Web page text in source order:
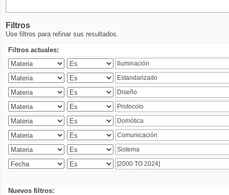
Filtros
Use filtros para refinar sus resultados.
Filtros actuales:
Nuevos filtros: